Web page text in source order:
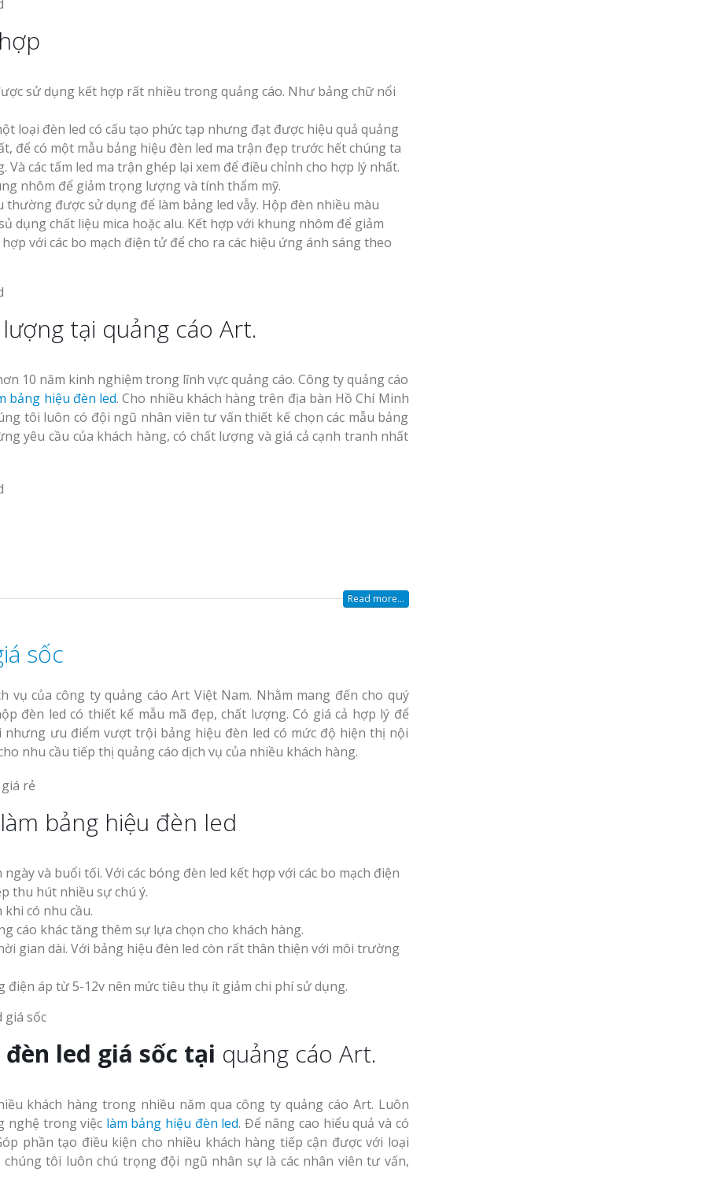
sử dụng kết hợp rất nhiều trong quảng cáo. Như bảng chữ nổi
loại đèn led có cấu tạo phức tạp nhưng đạt được hiệu quả quảng
để có một mẫu bảng hiệu đèn led ma trận đẹp trước hết chúng ta
các tấm led ma trận ghép lại xem để điều chỉnh cho hợp lý nhất.
nhôm để giảm trọng lượng và tính thẩm mỹ.
được sử dụng để làm bảng led vẫy. Hộp đèn nhiều màu
dụng chất liệu mica hoặc alu. Kết hợp với khung nhôm để giảm
với các bo mạch điện tử để cho ra các hiệu ứng ánh sáng theo
tại quảng cáo Art.
10 năm kinh nghiệm trong lĩnh vực quảng cáo. Công ty quảng cáo
bảng hiệu đèn led. Cho nhiều khách hàng trên địa bàn Hồ Chí Minh
tôi luôn có đội ngũ nhân viên tư vấn thiết kế chọn các mẫu bảng
yêu cầu của khách hàng, có chất lượng và giá cả cạnh tranh nhất
Read more...
sốc
vụ của công ty quảng cáo Art Việt Nam. Nhằm mang đến cho quý
đèn led có thiết kế mẫu mã đẹp, chất lượng. Có giá cả hợp lý để
nhưng ưu điểm vượt trội bảng hiệu đèn led có mức độ hiện thị nội
nhu cầu tiếp thị quảng cáo dịch vụ của nhiều khách hàng.
bảng hiệu đèn led
và buổi tối. Với các bóng đèn led kết hợp với các bo mạch điện
thu hút nhiều sự chú ý.
có nhu cầu.
cáo khác tăng thêm sự lựa chọn cho khách hàng.
gian dài. Với bảng hiệu đèn led còn rất thân thiện với môi trường
áp từ 5-12v nên mức tiêu thụ ít giảm chi phí sử dụng.
led giá sốc tại quảng cáo Art.
khách hàng trong nhiều năm qua công ty quảng cáo Art. Luôn
nghệ trong việc làm bảng hiệu đèn led. Để nâng cao hiểu quả và có
phần tạo điều kiện cho nhiều khách hàng tiếp cận được với loại
tôi luôn chú trọng đội ngũ nhân sự là các nhân viên tư vấn,